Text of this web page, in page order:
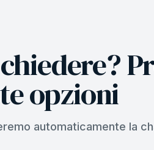
opzioni
automaticamente la